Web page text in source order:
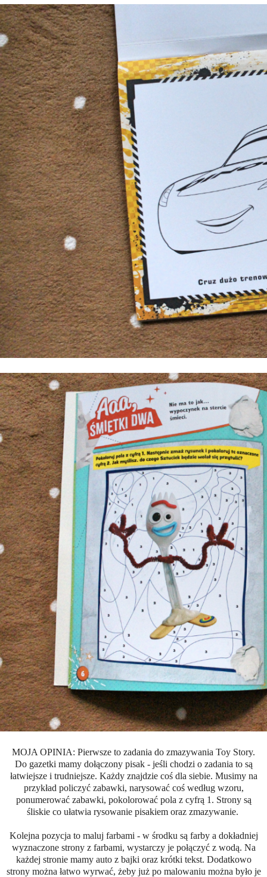
MOJA OPINIA: Pierwsze to zadania do zmazywania Toy Story.
Do gazetki mamy dołączony pisak - jeśli chodzi o zadania to są
łatwiejsze i trudniejsze. Każdy znajdzie coś dla siebie. Musimy na
przykład policzyć zabawki, narysować coś według wzoru,
ponumerować zabawki, pokolorować pola z cyfrą 1. Strony są
śliskie co ułatwia rysowanie pisakiem oraz zmazywanie.
Kolejna pozycja to maluj farbami - w środku są farby a dokładniej
wyznaczone strony z farbami, wystarczy je połączyć z wodą. Na
każdej stronie mamy auto z bajki oraz krótki tekst. Dodatkowo
strony można łatwo wyrwać, żeby już po malowaniu można było je